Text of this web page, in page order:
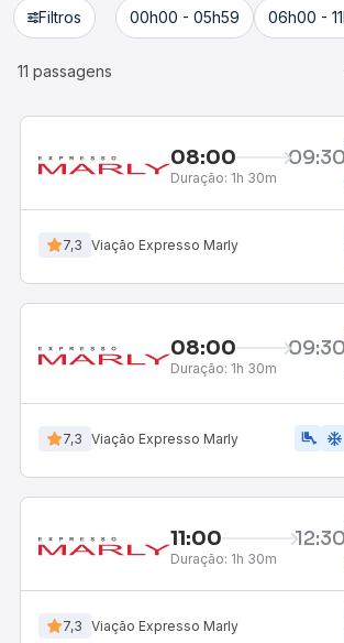
Filtros 00h00 - 05h59 06h00 -
11 passagens
08:00 09:30
Duração: 1h 30m
7,3 Viação Expresso Marly
08:00 09:30
Duração: 1h 30m
7,3 Viação Expresso Marly airline_seat_legroom_extra ac_unit
11:00 12:30
Duração: 1h 30m
7,3 Viação Expresso Marly